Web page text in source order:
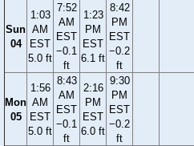
Sun
04
1:03
AM
EST
5.0 ft
7:52
AM
EST
−0.1
ft
1:23
PM
EST
6.1 ft
8:42
PM
EST
−0.2
ft
Mon
05
1:56
AM
EST
5.0 ft
8:43
AM
EST
−0.1
ft
2:16
PM
EST
6.0 ft
9:30
PM
EST
−0.2
ft